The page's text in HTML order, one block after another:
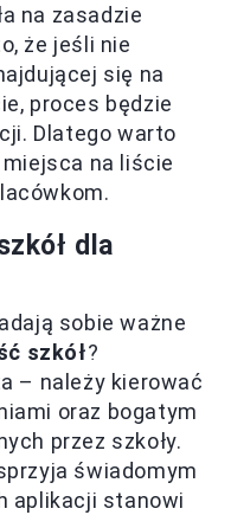
na zasadzie
że jeśli nie
się na
proces będzie
Dlatego warto
miejsca na liście
dla
sobie ważne
szkół?
– należy kierować
oraz bogatym
przez szkoły.
świadomym
aplikacji stanowi